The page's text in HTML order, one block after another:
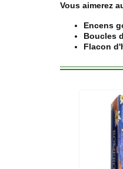
Vous aimerez
Encens
Boucles
Flacon